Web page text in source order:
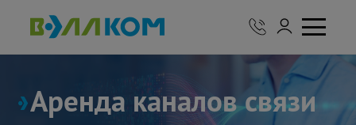
Аренда каналов связи